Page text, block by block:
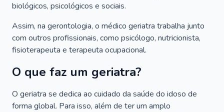
biológicos, psicológicos e sociais.
Assim, na gerontologia, o médico geriatra trabalha junto
com outros profissionais, como psicólogo, nutricionista,
fisioterapeuta e terapeuta ocupacional.
O que faz um geriatra?
O geriatra se dedica ao cuidado da saúde do idoso de
forma global. Para isso, além de ter um amplo